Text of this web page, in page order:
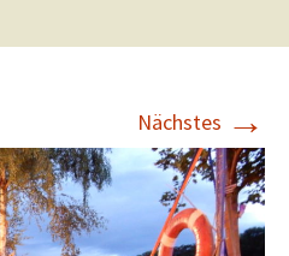
Nächstes →